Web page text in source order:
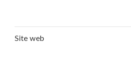
Site web